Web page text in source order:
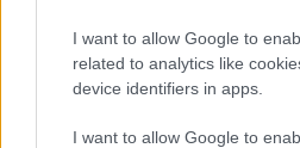
I want to allow Google to
related to analytics like
device identifiers in apps.
I want to allow Google to